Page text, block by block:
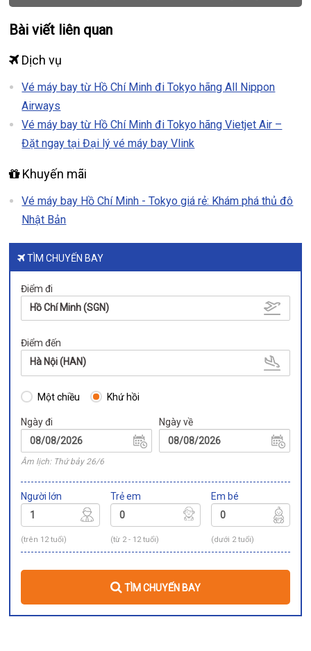
Bài viết liên quan
Dịch vụ
Vé máy bay từ Hồ Chí Minh đi Tokyo hãng All Nippon
Airways
Vé máy bay từ Hồ Chí Minh đi Tokyo hãng Vietjet Air –
Đặt ngay tại Đại lý vé máy bay Vlink
Khuyến mãi
Vé máy bay Hồ Chí Minh - Tokyo giá rẻ: Khám phá thủ đô
Nhật Bản
TÌM CHUYẾN BAY
Điểm đi
Hồ Chí Minh (SGN)
Điểm đến
Hà Nội (HAN)
Một chiều Khứ hồi
Ngày đi
Âm lịch: Thứ bảy 26/6
Ngày về
Người lớn
(trên 12 tuổi)
Trẻ em
(từ 2 - 12 tuổi)
Em bé
(dưới 2 tuổi)
TÌM CHUYẾN BAY